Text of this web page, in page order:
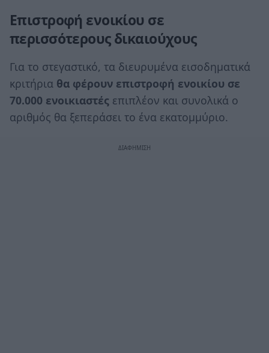
Επιστροφή ενοικίου σε
περισσότερους δικαιούχους
Για το στεγαστικό, τα διευρυμένα εισοδηματικά
κριτήρια θα φέρουν επιστροφή ενοικίου σε
70.000 ενοικιαστές επιπλέον και συνολικά ο
αριθμός θα ξεπεράσει το ένα εκατομμύριο.